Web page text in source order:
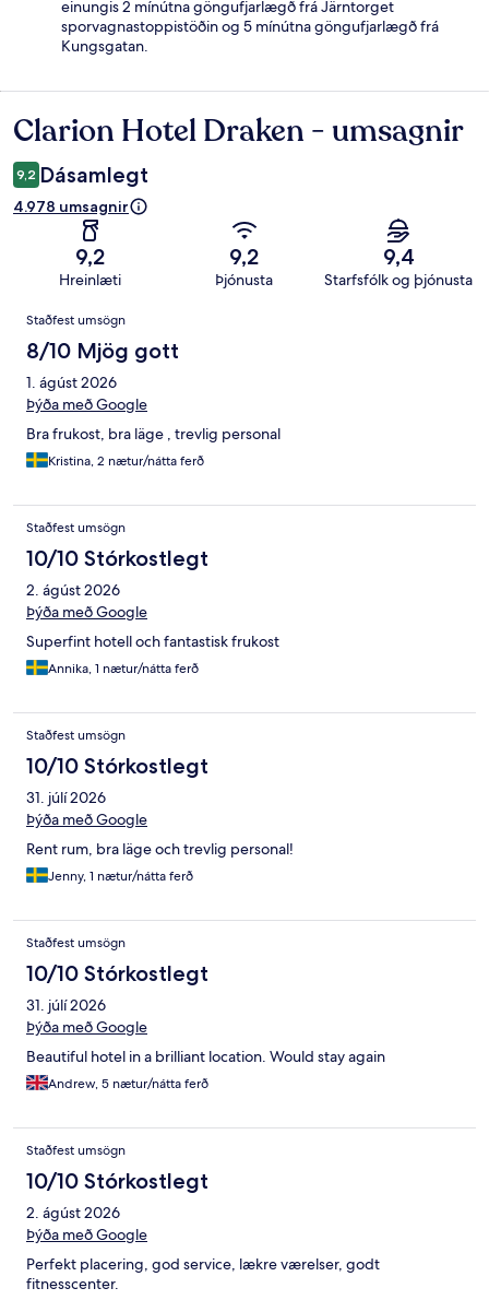
einungis 2 mínútna göngufjarlægð frá Järntorget
sporvagnastoppistöðin og 5 mínútna göngufjarlægð frá
Kungsgatan.
Umsagnir
Clarion Hotel Draken - umsagnir
9,2 Dásamlegt
4.978 umsagnir
9,2
Hreinlæti
9,2
Þjónusta
9,4
Starfsfólk og þjónusta
Umsagnir
Staðfest umsögn
8/10 Mjög gott
1. ágúst 2026
Þýða með Google
Bra frukost, bra läge , trevlig personal
Kristina, 2 nætur/nátta ferð
Staðfest umsögn
10/10 Stórkostlegt
2. ágúst 2026
Þýða með Google
Superfint hotell och fantastisk frukost
Annika, 1 nætur/nátta ferð
Staðfest umsögn
10/10 Stórkostlegt
31. júlí 2026
Þýða með Google
Rent rum, bra läge och trevlig personal!
Jenny, 1 nætur/nátta ferð
Staðfest umsögn
10/10 Stórkostlegt
31. júlí 2026
Þýða með Google
Beautiful hotel in a brilliant location. Would stay again
Andrew, 5 nætur/nátta ferð
Staðfest umsögn
10/10 Stórkostlegt
2. ágúst 2026
Þýða með Google
Perfekt placering, god service, lækre værelser, godt
fitnesscenter.